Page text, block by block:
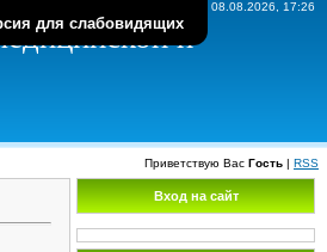
для слабовидящих
Суббота, 08.08.2026, 17:26
и
Приветствую Вас Гость | RSS
Вход на сайт